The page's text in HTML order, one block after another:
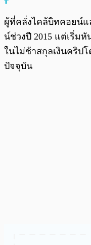
ผู้ที่คลั่งไคล้บิทคอยน์แ
น์ช่วงปี 2015 แต่เริ่มหั
ในไม่ช้าสกุลเงินคริป
ปัจจุบัน